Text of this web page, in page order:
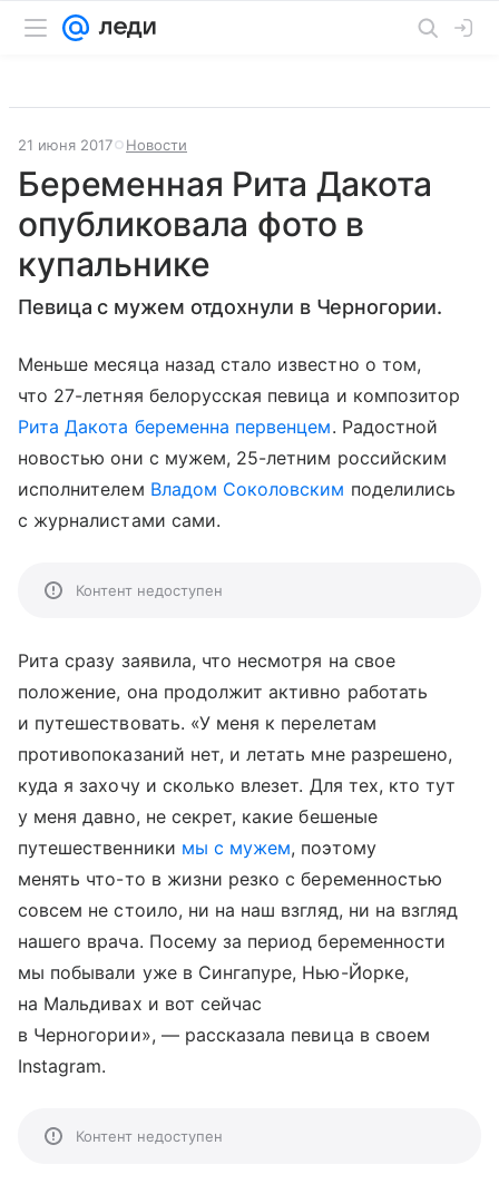
21 июня 2017 Новости
Беременная Рита Дакота
опубликовала фото в
купальнике
Певица с мужем отдохнули в Черногории.
Меньше месяца назад стало известно о том,
что 27-летняя белорусская певица и композитор
Рита Дакота беременна первенцем. Радостной
новостью они с мужем, 25-летним российским
исполнителем Владом Соколовским поделились
с журналистами сами.
Контент недоступен
Рита сразу заявила, что несмотря на свое
положение, она продолжит активно работать
и путешествовать. «У меня к перелетам
противопоказаний нет, и летать мне разрешено,
куда я захочу и сколько влезет. Для тех, кто тут
у меня давно, не секрет, какие бешеные
путешественники мы с мужем, поэтому
менять что-то в жизни резко с беременностью
совсем не стоило, ни на наш взгляд, ни на взгляд
нашего врача. Посему за период беременности
мы побывали уже в Сингапуре, Нью-Йорке,
на Мальдивах и вот сейчас
в Черногории», — рассказала певица в своем
Instagram.
Контент недоступен